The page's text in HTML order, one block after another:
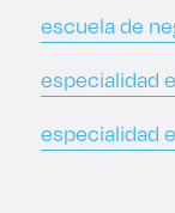
escuela de
especialidad
especialidad